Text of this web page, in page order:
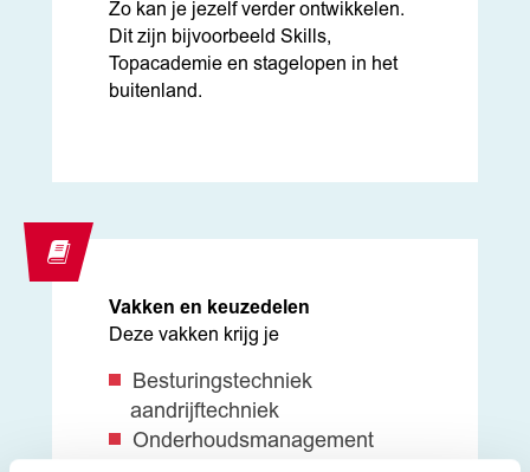
Zo kan je jezelf verder ontwikkelen.
Dit zijn bijvoorbeeld Skills,
Topacademie en stagelopen in het
buitenland.
Vakken en keuzedelen
Deze vakken krijg je
Besturingstechniek
aandrijftechniek
Onderhoudsmanagement